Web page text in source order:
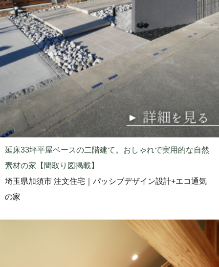
延床33坪平屋ベースの二階建て。おしゃれで実用的な自然
素材の家【間取り図掲載】
埼玉県加須市 注文住宅｜パッシブデザイン設計+エコ通気
の家